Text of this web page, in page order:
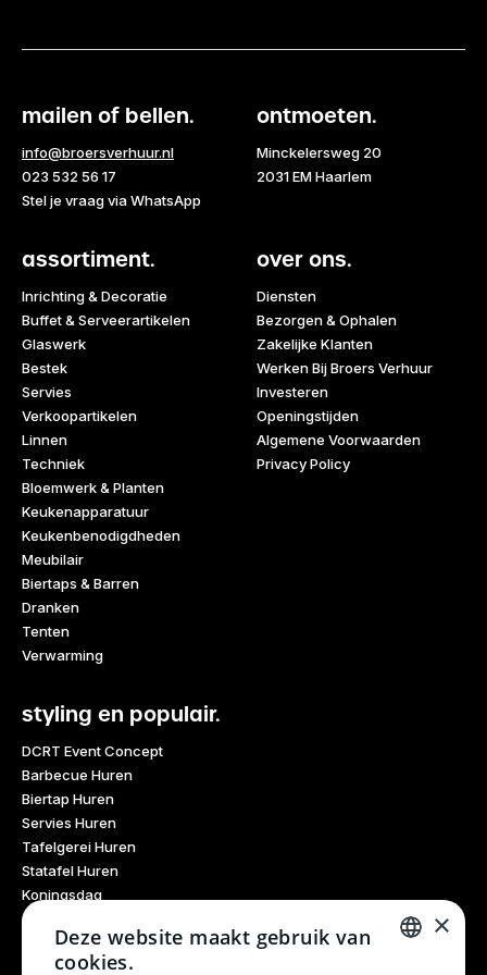
mailen of bellen.
info@broersverhuur.nl
023 532 56 17
Stel je vraag via WhatsApp
ontmoeten.
Minckelersweg 20
2031 EM Haarlem
assortiment.
Inrichting & Decoratie
Buffet & Serveerartikelen
Glaswerk
Bestek
Servies
Verkoopartikelen
Linnen
Techniek
Bloemwerk & Planten
Keukenapparatuur
Keukenbenodigdheden
Meubilair
Biertaps & Barren
Dranken
Tenten
Verwarming
over ons.
Diensten
Bezorgen & Ophalen
Zakelijke Klanten
Werken Bij Broers Verhuur
Investeren
Openingstijden
Algemene Voorwaarden
Privacy Policy
styling en populair.
DCRT Event Concept
Barbecue Huren
Biertap Huren
Servies Huren
Tafelgerei Huren
Statafel Huren
Koningsdag
Glaswerk Huren
Feestdagen
Haarlem Culinair
×
Deze website maakt gebruik van
cookies.